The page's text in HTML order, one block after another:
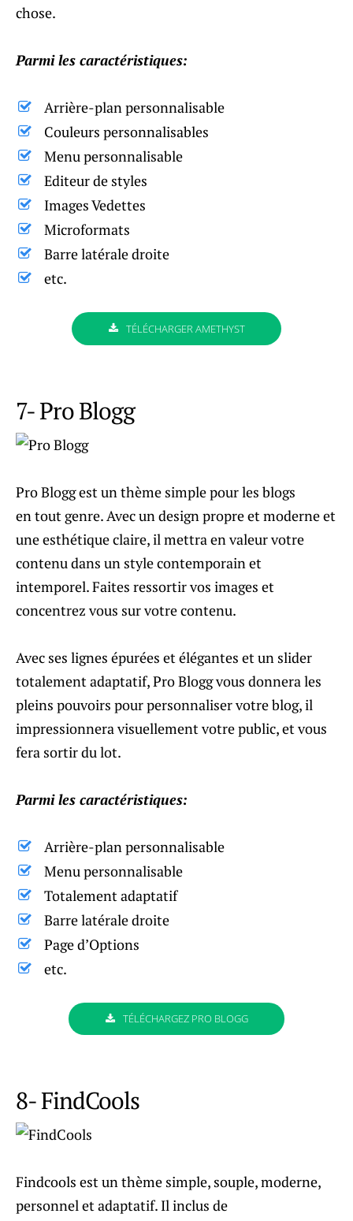
chose.
Parmi les caractéristiques:
Arrière-plan personnalisable
Couleurs personnalisables
Menu personnalisable
Editeur de styles
Images Vedettes
Microformats
Barre latérale droite
etc.
TÉLÉCHARGER AMETHYST
7- Pro Blogg
Pro Blogg est un thème simple pour les blogs
en tout genre. Avec un design propre et moderne et
une esthétique claire, il mettra en valeur votre
contenu dans un style contemporain et
intemporel. Faites ressortir vos images et
concentrez vous sur votre contenu.
Avec ses lignes épurées et élégantes et un slider
totalement adaptatif, Pro Blogg vous donnera les
pleins pouvoirs pour personnaliser votre blog, il
impressionnera visuellement votre public, et vous
fera sortir du lot.
Parmi les caractéristiques:
Arrière-plan personnalisable
Menu personnalisable
Totalement adaptatif
Barre latérale droite
Page d’Options
etc.
TÉLÉCHARGEZ PRO BLOGG
8- FindCools
Findcools est un thème simple, souple, moderne,
personnel et adaptatif. Il inclus de